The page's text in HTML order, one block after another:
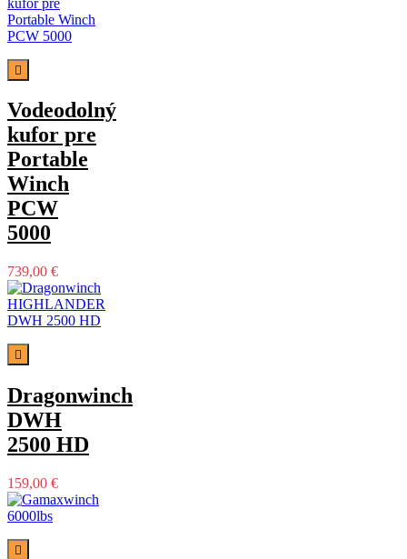

Vodeodolný
kufor pre
Portable
Winch
PCW
5000
739,00 €

Dragonwinch
DWH
2500 HD
159,00 €
